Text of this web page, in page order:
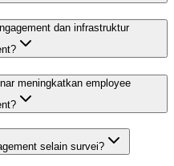
dan infrastruktur
meningkatkan employee
selain survei?